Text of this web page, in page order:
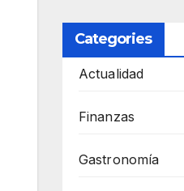
Categories
Actualidad
Finanzas
Gastronomía